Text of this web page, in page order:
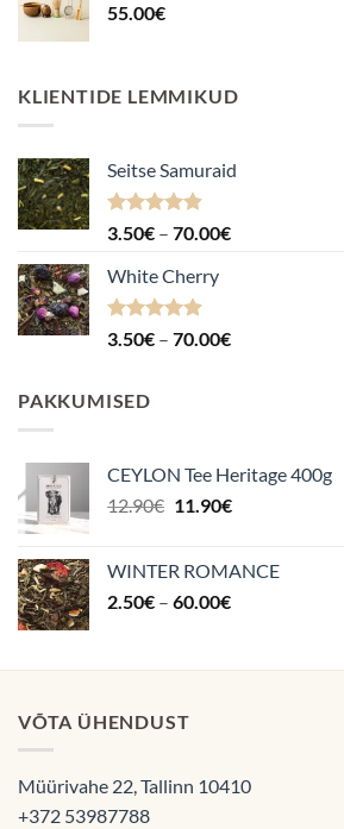
55.00€
KLIENTIDE LEMMIKUD
Seitse Samuraid
Hinnanguga
3.50€ – 70.00€Hinnavahemik:
White Cherry
Hinnanguga
3.50€ – 70.00€Hinnavahemik:
PAKKUMISED
CEYLON Tee Heritage 400g
12.90€ Algne
12.90€.
11.90€Praegune
11.90€.
WINTER ROMANCE
2.50€ – 60.00€Hinnavahemik:
60.00€
VÕTA ÜHENDUST
Müürivahe 22, Tallinn 10410
+372 53987788